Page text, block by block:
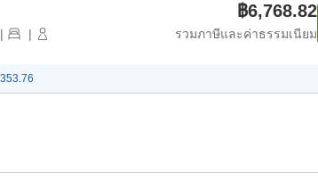
| |
฿6,768.82
รวมภาษีและค่าธรรมเนียม